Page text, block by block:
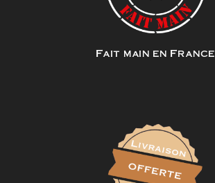
Fait main en France